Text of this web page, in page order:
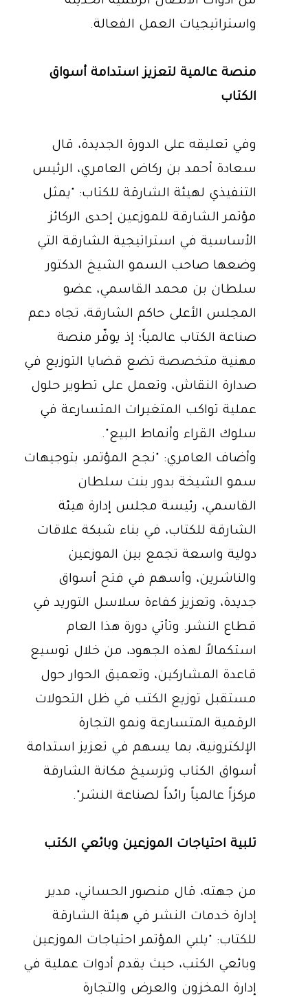
واستراتيجيات العمل الفعالة.
منصة عالمية لتعزيز استدامة أسواق
الكتاب
وفي تعليقه على الدورة الجديدة، قال
سعادة أحمد بن ركاض العامري، الرئيس
التنفيذي لهيئة الشارقة للكتاب: "يمثل
مؤتمر الشارقة للموزعين إحدى الركائز
الأساسية في استراتيجية الشارقة التي
وضعها صاحب السمو الشيخ الدكتور
سلطان بن محمد القاسمي، عضو
المجلس الأعلى حاكم الشارقة، تجاه دعم
صناعة الكتاب عالمياً؛ إذ يوفّر منصة
مهنية متخصصة تضع قضايا التوزيع في
صدارة النقاش، وتعمل على تطوير حلول
عملية تواكب المتغيرات المتسارعة في
سلوك القراء وأنماط البيع".
وأضاف العامري: "نجح المؤتمر، بتوجيهات
سمو الشيخة بدور بنت سلطان
القاسمي، رئيسة مجلس إدارة هيئة
الشارقة للكتاب، في بناء شبكة علاقات
دولية واسعة تجمع بين الموزعين
والناشرين، وأسهم في فتح أسواق
جديدة، وتعزيز كفاءة سلاسل التوريد في
قطاع النشر. وتأتي دورة هذا العام
استكمالاً لهذه الجهود، من خلال توسيع
قاعدة المشاركين، وتعميق الحوار حول
مستقبل توزيع الكتب في ظل التحولات
الرقمية المتسارعة ونمو التجارة
الإلكترونية، بما يسهم في تعزيز استدامة
أسواق الكتاب وترسيخ مكانة الشارقة
مركزاً عالمياً رائداً لصناعة النشر".
تلبية احتياجات الموزعين وبائعي الكتب
من جهته، قال منصور الحساني، مدير
إدارة خدمات النشر في هيئة الشارقة
للكتاب: "يلبي المؤتمر احتياجات الموزعين
وبائعي الكتب، حيث يقدم أدوات عملية في
إدارة المخزون والعرض والتجارة